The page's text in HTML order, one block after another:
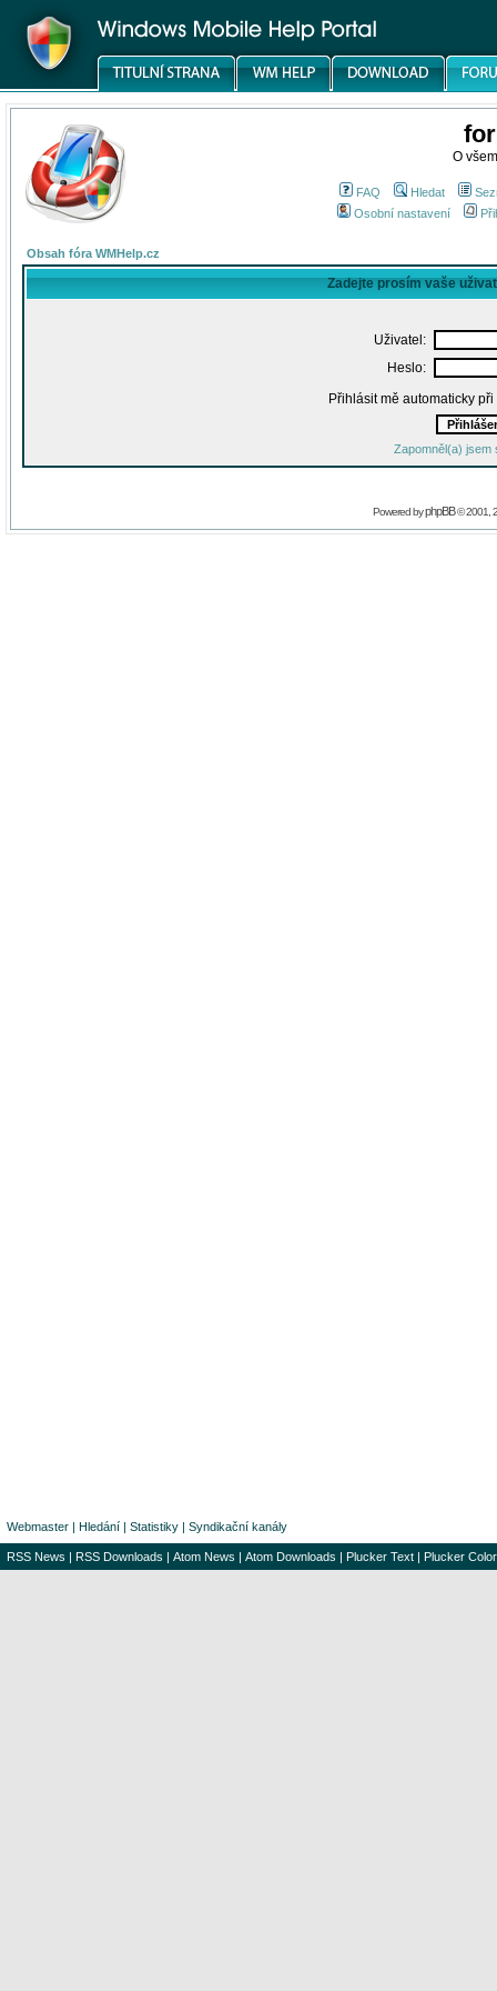
O
FAQ Hledat
Osobní nastavení
Obsah fóra WMHelp.cz
Zadejte prosím vaše
Uživatel:
Heslo:
Přihlásit mě automaticky
Zapomněl(a) jsem
Powered byphpBB© 2001,
Webmaster | Hledání | Statistiky | Syndikační kanály
RSS News | RSS Downloads | Atom News | Atom Downloads | Plucker Text | Plucker Color